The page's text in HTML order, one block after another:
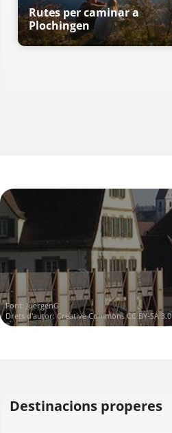
Rutes per caminar a
Plochingen
Font: JuergenG
Drets d'autor:Creative Commons CC BY-SA 3.0
Destinacions properes